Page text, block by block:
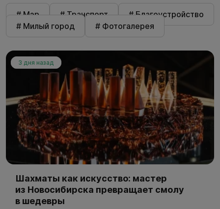
# Мэр # Транспорт
# Благоустройство
# Милый город
# Фотогалерея
3 дня назад
Шахматы как искусство: мастер
из Новосибирска превращает смолу
в шедевры